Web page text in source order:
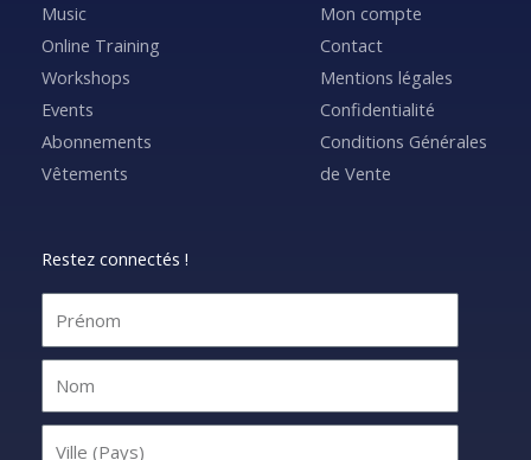
Music
Online Training
Workshops
Events
Abonnements
Vêtements
Mon compte
Contact
Mentions légales
Confidentialité
Conditions Générales
de Vente
Restez connectés !